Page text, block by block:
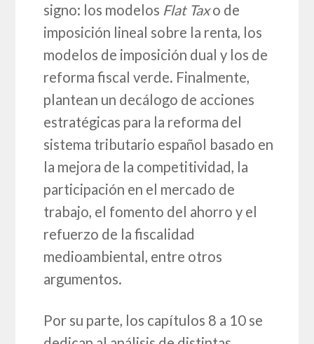
signo: los modelos Flat Taxo de
imposición lineal sobre la renta, los
modelos de imposición dual y los de
reforma fiscal verde. Finalmente,
plantean un decálogo de acciones
estratégicas para la reforma del
sistema tributario español basado en
la mejora de la competitividad, la
participación en el mercado de
trabajo, el fomento del ahorro y el
refuerzo de la fiscalidad
medioambiental, entre otros
argumentos.
Por su parte, los capítulos 8 a 10 se